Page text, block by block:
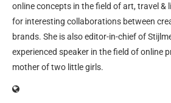
online concepts in the field of art, travel &
for interesting collaborations between
brands. She is also editor-in-chief of
experienced speaker in the field of online
mother of two little girls.